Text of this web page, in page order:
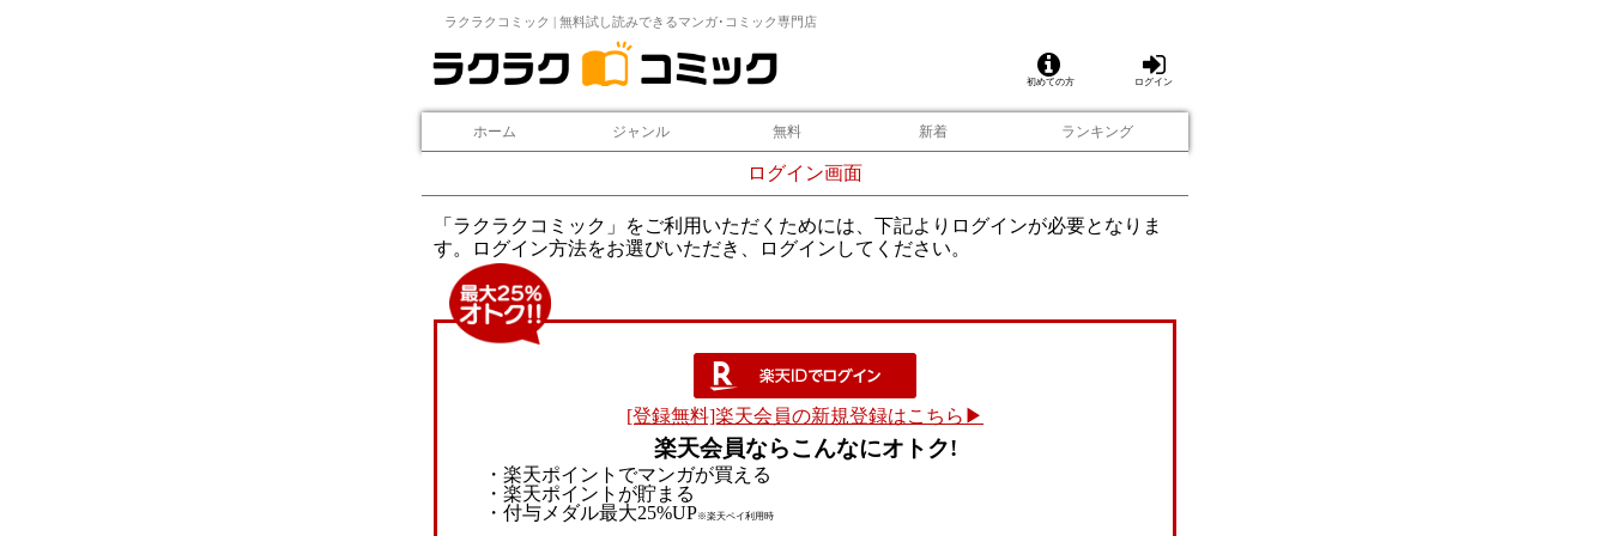
ラクラクコミック | 無料試し読みできるマンガ･コミック専門店
初めての方 ログイン
ホーム ジャンル 無料 新着 ランキング
ログイン画面
「ラクラクコミック」をご利用いただくためには、下記よりログインが必要となりま
す。ログイン方法をお選びいただき、ログインしてください。
[登録無料]楽天会員の新規登録はこちら▶
楽天会員ならこんなにオトク!
・楽天ポイントでマンガが買える
・楽天ポイントが貯まる
・付与メダル最大25%UP※楽天ペイ利用時